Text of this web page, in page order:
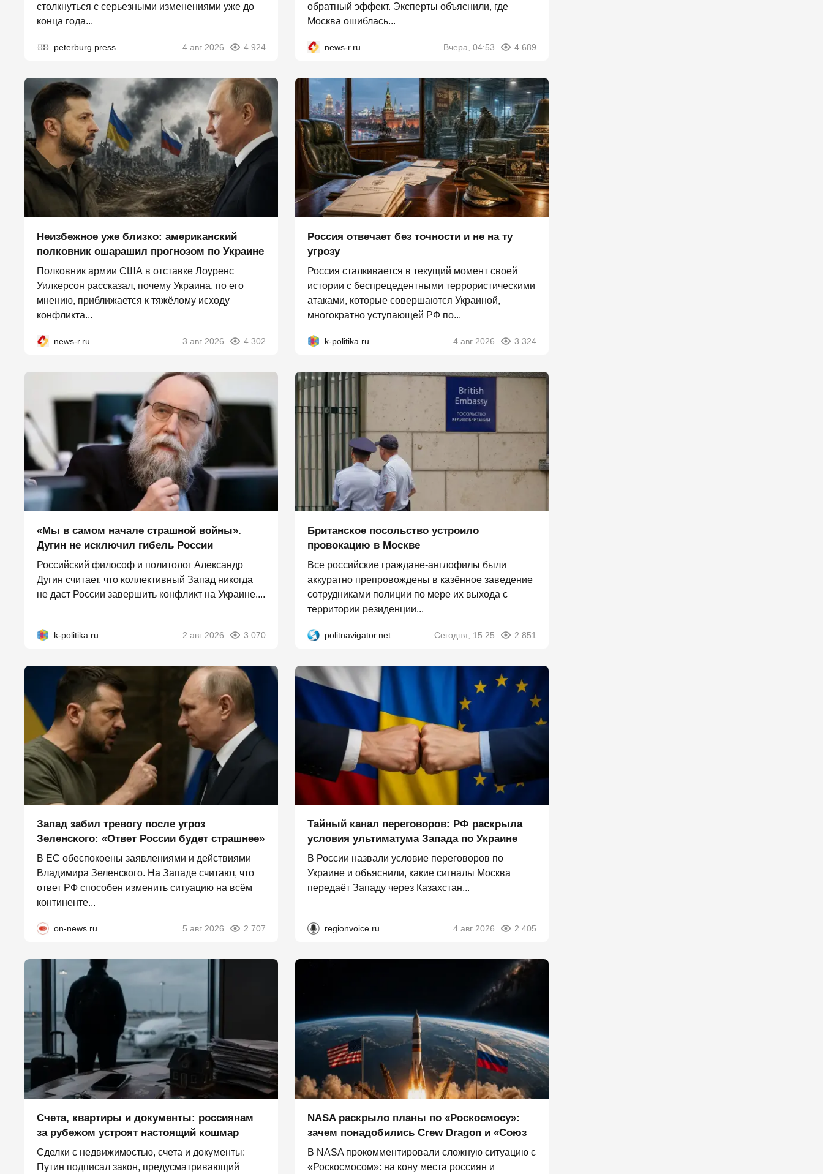
столкнуться с серьезными изменениями уже до
конца года...
peterburg.press 4 авг 2026 4 924
обратный эффект. Эксперты объяснили, где
Москва ошиблась...
news-r.ru Вчера, 04:53 4 689
Неизбежное уже близко: американский
полковник ошарашил прогнозом по Украине
Полковник армии США в отставке Лоуренс
Уилкерсон рассказал, почему Украина, по его
мнению, приближается к тяжёлому исходу
конфликта...
news-r.ru 3 авг 2026 4 302
Россия отвечает без точности и не на ту
угрозу
Россия сталкивается в текущий момент своей
истории с беспрецедентными террористическими
атаками, которые совершаются Украиной,
многократно уступающей РФ по...
k-politika.ru 4 авг 2026 3 324
«Мы в самом начале страшной войны».
Дугин не исключил гибель России
Российский философ и политолог Александр
Дугин считает, что коллективный Запад никогда
не даст России завершить конфликт на Украине....
k-politika.ru 2 авг 2026 3 070
Британское посольство устроило
провокацию в Москве
Все российские граждане-англофилы были
аккуратно препровождены в казённое заведение
сотрудниками полиции по мере их выхода с
территории резиденции...
politnavigator.net Сегодня, 15:25 2 851
Запад забил тревогу после угроз
Зеленского: «Ответ России будет страшнее»
В ЕС обеспокоены заявлениями и действиями
Владимира Зеленского. На Западе считают, что
ответ РФ способен изменить ситуацию на всём
континенте...
on-news.ru 5 авг 2026 2 707
Тайный канал переговоров: РФ раскрыла
условия ультиматума Запада по Украине
В России назвали условие переговоров по
Украине и объяснили, какие сигналы Москва
передаёт Западу через Казахстан...
regionvoice.ru 4 авг 2026 2 405
Счета, квартиры и документы: россиянам
за рубежом устроят настоящий кошмар
Сделки с недвижимостью, счета и документы:
Путин подписал закон, предусматривающий
NASA раскрыло планы по «Роскосмосу»:
зачем понадобились Crew Dragon и «Союз
В NASA прокомментировали сложную ситуацию с
«Роскосмосом»: на кону места россиян и